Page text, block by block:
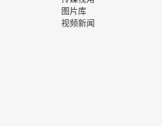
图片库
视频新闻